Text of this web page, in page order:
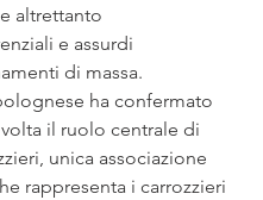
altrettanto
e assurdi
di massa.
ha confermato
il ruolo centrale di
unica associazione
rappresenta i carrozzieri